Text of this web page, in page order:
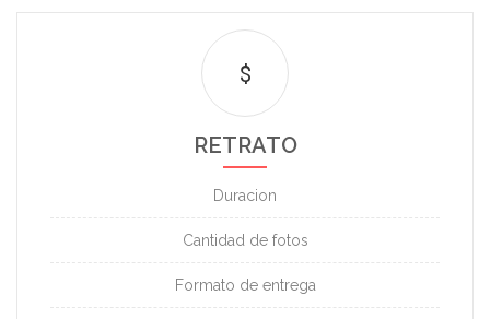
$
RETRATO
Duracion
Cantidad de fotos
Formato de entrega